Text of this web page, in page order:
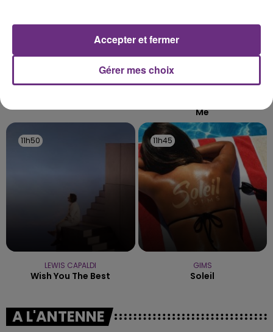
Me
11h50
11h50
LEWIS CAPALDI
Wish You The Best
11h45
11h45
GIMS
Soleil
A L'ANTENNE
Gérer mes choix
Accepter et fermer